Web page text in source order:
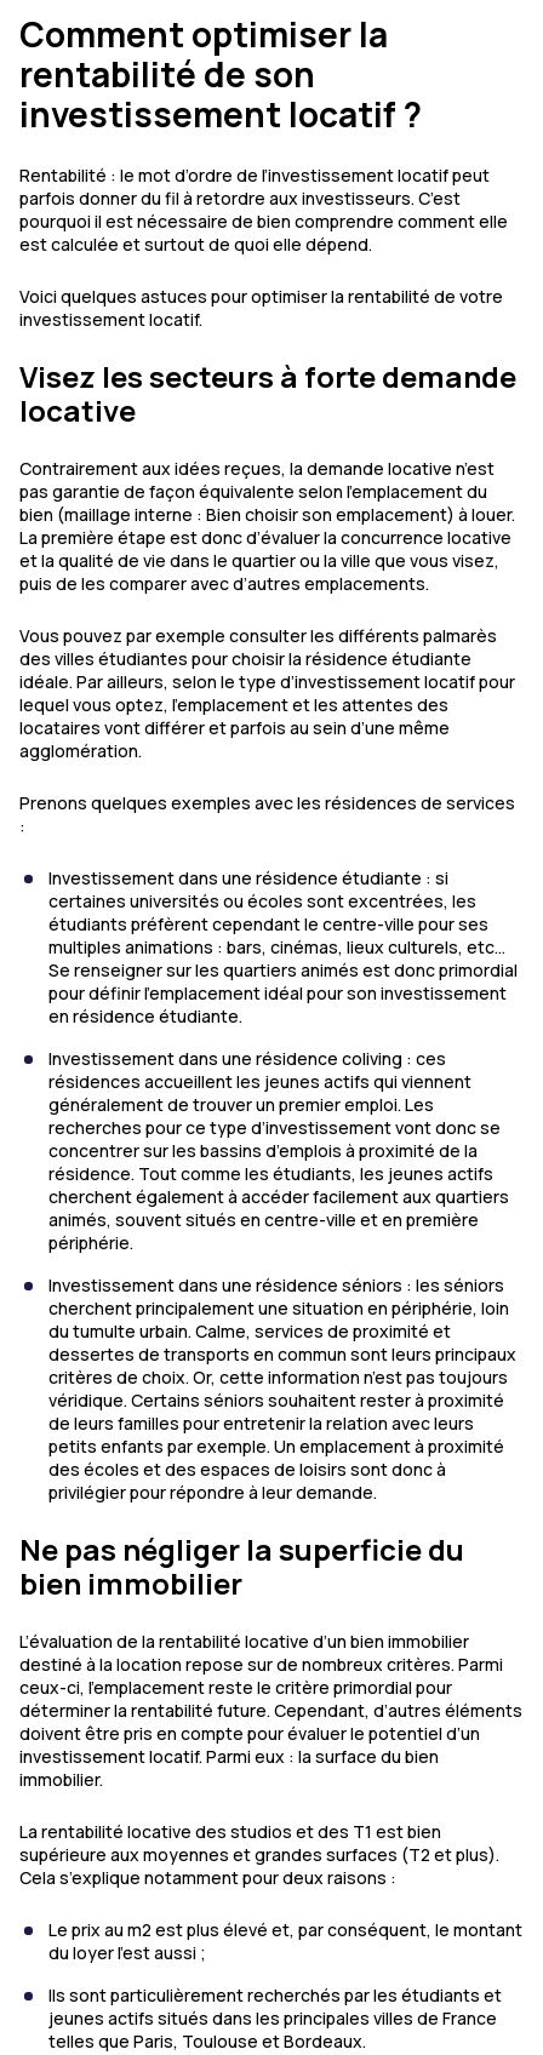
Comment optimiser la
rentabilité de son
investissement locatif ?
Rentabilité : le mot d’ordre de l’investissement locatif peut
parfois donner du fil à retordre aux investisseurs. C’est
pourquoi il est nécessaire de bien comprendre comment elle
est calculée et surtout de quoi elle dépend.
Voici quelques astuces pour optimiser la rentabilité de votre
investissement locatif.
Visez les secteurs à forte demande
locative
Contrairement aux idées reçues, la demande locative n’est
pas garantie de façon équivalente selon l’emplacement du
bien (maillage interne : Bien choisir son emplacement) à louer.
La première étape est donc d’évaluer la concurrence locative
et la qualité de vie dans le quartier ou la ville que vous visez,
puis de les comparer avec d’autres emplacements.
Vous pouvez par exemple consulter les différents palmarès
des villes étudiantes pour choisir la résidence étudiante
idéale. Par ailleurs, selon le type d’investissement locatif pour
lequel vous optez, l’emplacement et les attentes des
locataires vont différer et parfois au sein d’une même
agglomération.
Prenons quelques exemples avec les résidences de services
:
Investissement dans une résidence étudiante : si
certaines universités ou écoles sont excentrées, les
étudiants préfèrent cependant le centre-ville pour ses
multiples animations : bars, cinémas, lieux culturels, etc…
Se renseigner sur les quartiers animés est donc primordial
pour définir l’emplacement idéal pour son investissement
en résidence étudiante.
Investissement dans une résidence coliving : ces
résidences accueillent les jeunes actifs qui viennent
généralement de trouver un premier emploi. Les
recherches pour ce type d’investissement vont donc se
concentrer sur les bassins d’emplois à proximité de la
résidence. Tout comme les étudiants, les jeunes actifs
cherchent également à accéder facilement aux quartiers
animés, souvent situés en centre-ville et en première
périphérie.
Investissement dans une résidence séniors : les séniors
cherchent principalement une situation en périphérie, loin
du tumulte urbain. Calme, services de proximité et
dessertes de transports en commun sont leurs principaux
critères de choix. Or, cette information n’est pas toujours
véridique. Certains séniors souhaitent rester à proximité
de leurs familles pour entretenir la relation avec leurs
petits enfants par exemple. Un emplacement à proximité
des écoles et des espaces de loisirs sont donc à
privilégier pour répondre à leur demande.
Ne pas négliger la superficie du
bien immobilier
L’évaluation de la rentabilité locative d’un bien immobilier
destiné à la location repose sur de nombreux critères. Parmi
ceux-ci, l’emplacement reste le critère primordial pour
déterminer la rentabilité future. Cependant, d’autres éléments
doivent être pris en compte pour évaluer le potentiel d’un
investissement locatif. Parmi eux : la surface du bien
immobilier.
La rentabilité locative des studios et des T1 est bien
supérieure aux moyennes et grandes surfaces (T2 et plus).
Cela s’explique notamment pour deux raisons :
Le prix au m2 est plus élevé et, par conséquent, le montant
du loyer l’est aussi ;
Ils sont particulièrement recherchés par les étudiants et
jeunes actifs situés dans les principales villes de France
telles que Paris, Toulouse et Bordeaux.